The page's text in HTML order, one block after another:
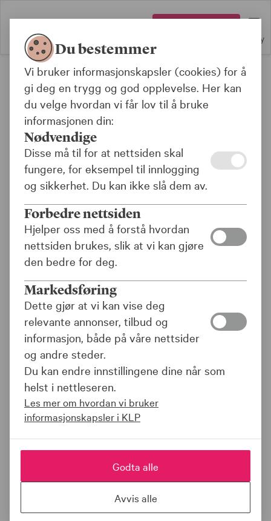
Meny
Bank
Registrering av
signaturberettiget
Fyll ut og send inn
KLP Banken tilbyr elektronisk signering av
lånedokumenter. Vi trenger følgende opplysninger om
signaturberettiget som skal signere gjeldsbrev eller
andre lånedokumenter med BankID.
Dersom det er flere som skal signere, må hver enkelt
Du bestemmer
Vi bruker informasjonskapsler (cookies) for å
gi deg en trygg og god opplevelse. Her kan
du velge hvordan vi får lov til å bruke
informasjonen din:
Nødvendige
Disse må til for at nettsiden skal
fungere, for eksempel til innlogging
og sikkerhet. Du kan ikke slå dem av.
Forbedre nettsiden
Hjelper oss med å forstå hvordan
nettsiden brukes, slik at vi kan gjøre
den bedre for deg.
Markedsføring
Dette gjør at vi kan vise deg
relevante annonser, tilbud og
informasjon, både på våre nettsider
og andre steder.
Du kan endre innstillingene dine når som
helst i nettleseren.
Les mer om hvordan vi bruker
informasjonskapsler i KLP
Godta alle
Avvis alle